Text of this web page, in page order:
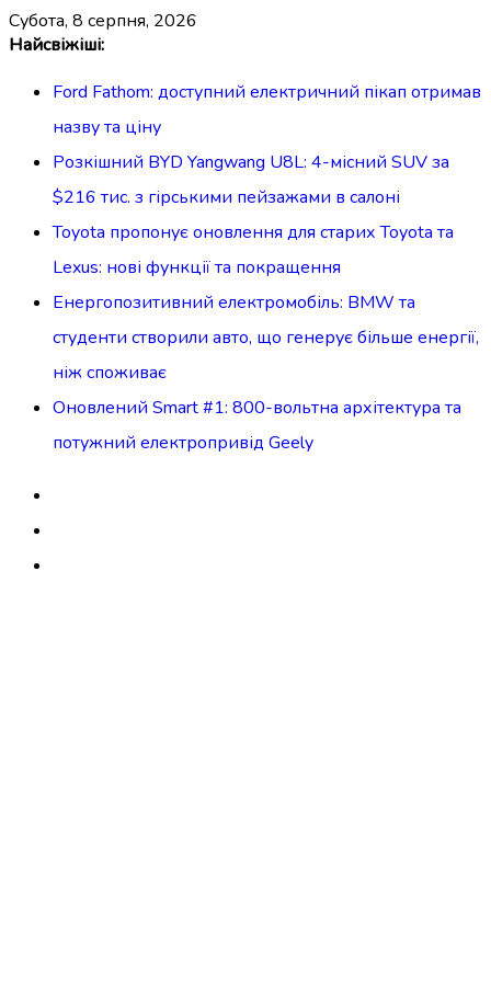
Перейти
вмісту
субота, 8 серпня, 2026
Найсвіжіші:
Ford Fathom: доступний електричний пікап отримав
назву та ціну
Розкішний BYD Yangwang U8L: 4-місний SUV за
$216 тис. з гірськими пейзажами в салоні
Toyota пропонує оновлення для старих Toyota та
Lexus: нові функції та покращення
Енергопозитивний електромобіль: BMW та
студенти створили авто, що генерує більше енергії,
ніж споживає
Оновлений Smart #1: 800-вольтна архітектура та
потужний електропривід Geely